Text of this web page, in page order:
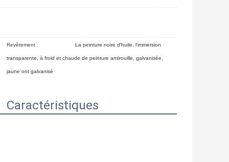
Revêtement : La peinture noire d'huile, l'immersion
transparente, à froid et chaude de peinture antirouille, galvanisée,
jaune ont galvanisé
Caractéristiques